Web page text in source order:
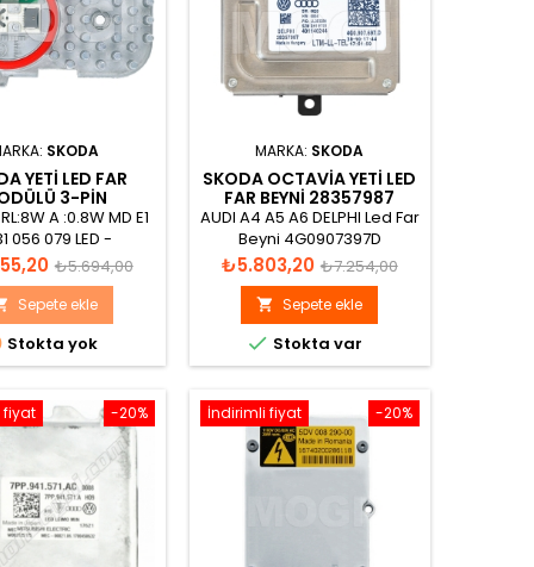
SKODA
YETI LED FAR
3-PIN
5L0941645A :0.8W MD E1
056 079 LED -
1305715084
Normal
fiyat
₺5.694,00
Sepete ekle
Stokta yok
MARKA: SKODA
SKODA OCTAVIA YETI LED
FAR BEYNI 28357987
4G0907697D LTM-LL-TFL
AUDI A4 A5 A6 DELPHI Led Far
Beyni 4G0907397D
4G0907697D 28548123
499329883 LTM-LL-TFL
4G0.907.697.D
Fiyat
₺5.803,20 Normal
fiyat
₺7.254,00
 Sepete ekle
 Stokta var
-20%
fiyat -20%
İndirimli fiyat